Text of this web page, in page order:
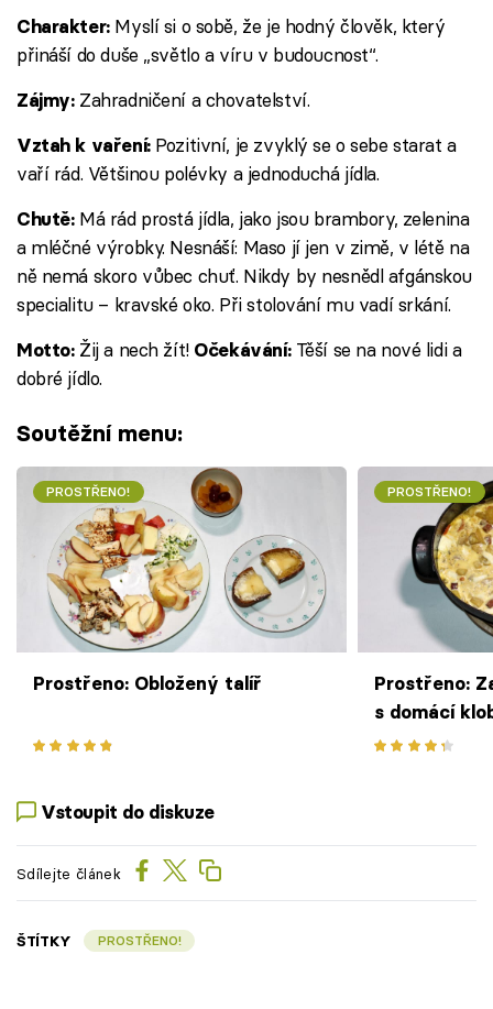
Charakter: Myslí si o sobě, že je hodný člověk, který
přináší do duše „světlo a víru v budoucnost“.
Zájmy: Zahradničení a chovatelství.
Vztah k vaření: Pozitivní, je zvyklý se o sebe starat a
vaří rád. Většinou polévky a jednoduchá jídla.
Chutě: Má rád prostá jídla, jako jsou brambory, zelenina
a mléčné výrobky. Nesnáší: Maso jí jen v zimě, v létě na
ně nemá skoro vůbec chuť. Nikdy by nesnědl afgánskou
specialitu – kravské oko. Při stolování mu vadí srkání.
Motto: Žij a nech žít! Očekávání: Těší se na nové lidi a
dobré jídlo.
Soutěžní menu:
PROSTŘENO!
Prostřeno: Obložený talíř
PROSTŘENO!
Prostřeno:
s domácí
kysanou
Vstoupit do diskuze
Sdílejte článek
ŠTÍTKY PROSTŘENO!